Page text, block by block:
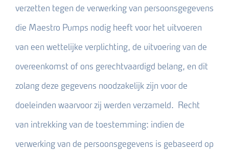
verzetten tegen de verwerking van persoonsgegevens
die Maestro Pumps nodig heeft voor het uitvoeren
van een wettelijke verplichting, de uitvoering van de
overeenkomst of ons gerechtvaardigd belang, en dit
zolang deze gegevens noodzakelijk zijn voor de
doeleinden waarvoor zij werden verzameld. Recht
van intrekking van de toestemming: indien de
verwerking van de persoonsgegevens is gebaseerd op